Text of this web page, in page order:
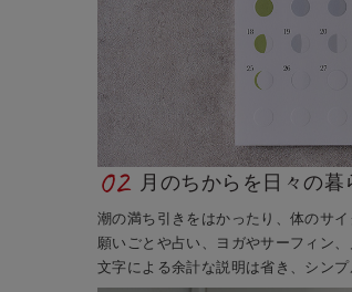
02 月のちからを日々の暮
潮の満ち引きをはかったり、体のサ
願いごとや占い、ヨガやサーフィン
文字による余計な説明は省き、シン